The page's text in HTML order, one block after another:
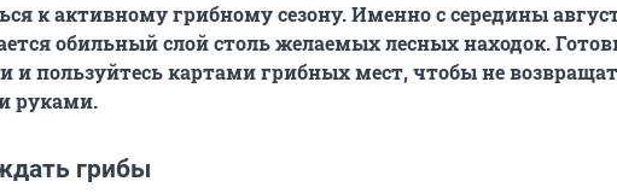
к активному грибному сезону. Именно с середины
обильный слой столь желаемых лесных находок.
и пользуйтесь картами грибных мест, чтобы не
руками.
грибы